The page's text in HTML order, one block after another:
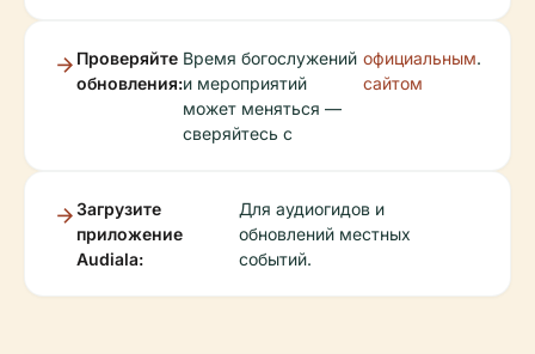
Проверяйте
обновления:
Время богослужений
и мероприятий
может меняться —
сверяйтесь с
официальным
сайтом
.
Загрузите
приложение
Audiala:
Для аудиогидов и
обновлений местных
событий.